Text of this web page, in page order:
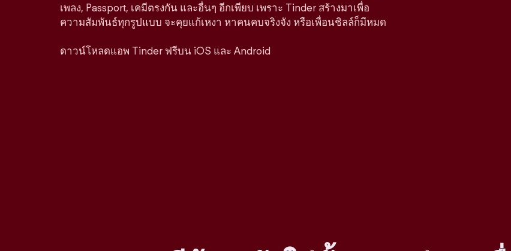
เพลง, Passport, เคมีตรงกัน และอื่นๆ อีกเพียบ เพราะ Tinder สร้างมาเพื่อ
ความสัมพันธ์ทุกรูปแบบ จะคุยแก้เหงา หาคนคบจริงจัง หรือเพื่อนชิลล์ก็มีหมด
ดาวน์โหลดแอพ Tinder ฟรีบน iOS และ Android